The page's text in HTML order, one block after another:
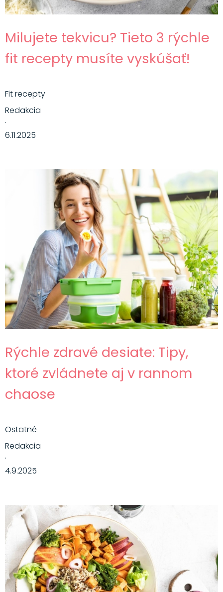
Milujete tekvicu? Tieto 3 rýchle
fit recepty musíte vyskúšať!
Fit recepty
Redakcia
·
6.11.2025
Rýchle zdravé desiate: Tipy,
ktoré zvládnete aj v rannom
chaose
Ostatné
Redakcia
·
4.9.2025